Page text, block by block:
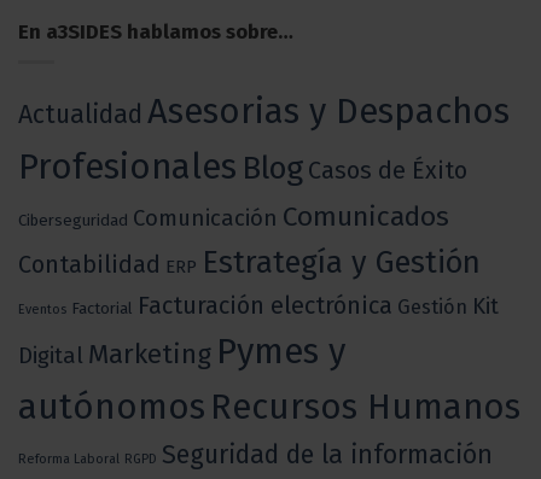
En a3SIDES hablamos sobre…
Actualidad Asesorias y Despachos
Profesionales Blog Casos de Éxito
Ciberseguridad Comunicación Comunicados
Contabilidad ERP Estrategía y Gestión
Eventos Factorial Facturación electrónica Gestión Kit
Digital Marketing Pymes y
autónomos Recursos Humanos
Reforma Laboral RGPD Seguridad de la información